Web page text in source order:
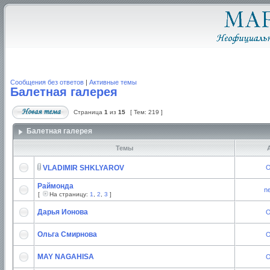
Сообщения без ответов | Активные темы
Балетная галерея
Страница 1 из 15 [ Тем: 219 ]
Балетная галерея
Темы
VLADIMIR SHKLYAROV
Раймонда
[ На страницу: 1 2 3 ]
Дарья Ионова
Ольга Смирнова
MAY NAGAHISA